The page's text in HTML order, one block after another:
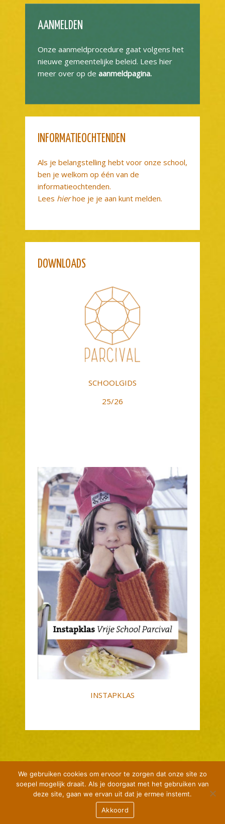
AANMELDEN
Onze aanmeldprocedure gaat volgens het
nieuwe gemeentelijke beleid. Lees hier
meer over op de aanmeldpagina.
INFORMATIEOCHTENDEN
Als je belangstelling hebt voor onze school,
ben je welkom op één van de
informatieochtenden.
Lees hierhoe je je aan kunt melden.
DOWNLOADS
SCHOOLGIDS
25/26
INSTAPKLAS
Privacyverklaring
© Vrijeschool Parcival 2021
We gebruiken cookies om ervoor te zorgen dat onze site zo
soepel mogelijk draait. Als je doorgaat met het gebruiken van
deze site, gaan we ervan uit dat je ermee instemt.
Akkoord